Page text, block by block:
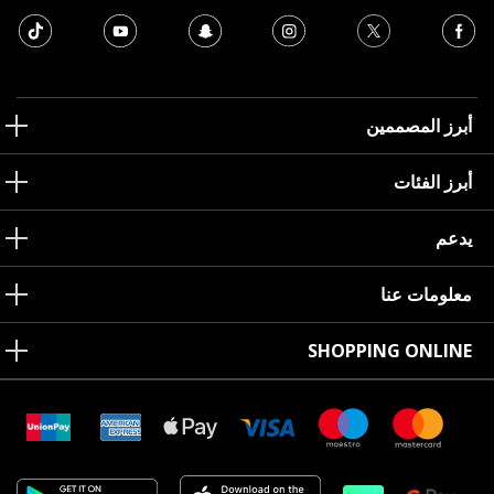
أبرز المصممين
أبرز الفئات
يدعم
معلومات عنا
SHOPPING ONLINE